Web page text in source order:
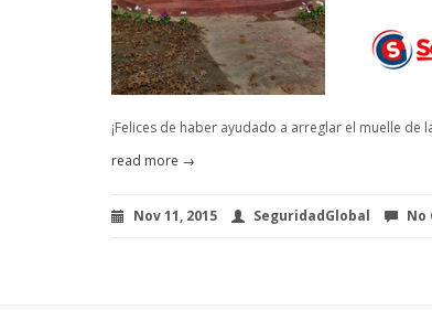
¡Felices de haber ayudado a arreglar el muelle de
read more →
Nov 11, 2015 SeguridadGlobal No